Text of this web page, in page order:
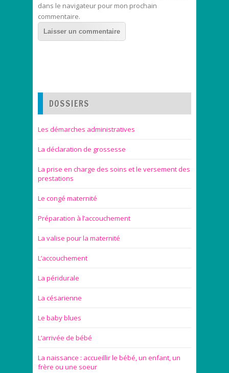
dans le navigateur pour mon prochain
commentaire.
DOSSIERS
Les démarches administratives
La déclaration de grossesse
La prise en charge des soins et le versement des
prestations
Le congé maternité
Préparation à l’accouchement
La valise pour la maternité
L’accouchement
La péridurale
La césarienne
Le baby blues
L’arrivée de bébé
La naissance : accueillir le bébé, un enfant, un
frère ou une soeur